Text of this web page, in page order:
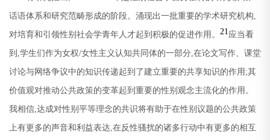
话语体系和研究范畴形成的阶段。涌现出一批重要的学术研究机构,
对培育和引领性别社会学青年人才起到积极的促进作用。 21 应当看
到 ,学生们作为女权/女性主义认知共同体的一部分,在论文写作、课堂
讨论与网络争议中的知识传递起到了建立重要的共享知识的作用 ;其
价值观对推动公共政策的变革起到重要的性别观念主流化的作用。
我相信,达成对性别平等理念的共识将有助于在性别议题的公共政策
上有更多的声音和利益表达,在反性骚扰的诸多行动中有更多的相互